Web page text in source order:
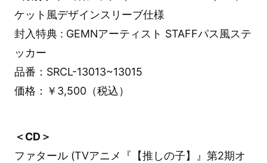
ケット風デザインスリーブ仕様
封入特典 : GEMNアーティスト STAFFパス風ステ
ッカー
品番：SRCL-13013~13015
価格：￥3,500（税込）
＜CD＞
ファタール (TVアニメ『【推しの子】』第2期オ